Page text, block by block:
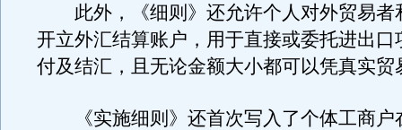
此外，《细则》还允许个人对外贸易者
开立外汇结算账户，用于直接或委托进出口
付及结汇，且无论金额大小都可以凭真实贸
《实施细则》还首次写入了个体工商户